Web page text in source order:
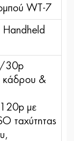
WT-7
Handheld
30p
κάδρου &
με
ταχύτητας